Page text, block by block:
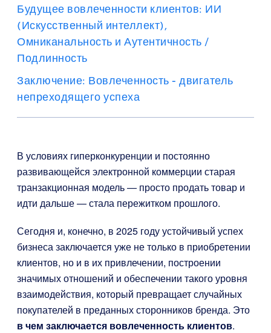
Будущее вовлеченности клиентов: ИИ
(Искусственный интеллект),
Омниканальность и Аутентичность /
Подлинность
Заключение: Вовлеченность - двигатель
непреходящего успеха
В условиях гиперконкуренции и постоянно
развивающейся электронной коммерции старая
транзакционная модель — просто продать товар и
идти дальше — стала пережитком прошлого.
Сегодня и, конечно, в 2025 году устойчивый успех
бизнеса заключается уже не только в приобретении
клиентов, но и в их привлечении, построении
значимых отношений и обеспечении такого уровня
взаимодействия, который превращает случайных
покупателей в преданных сторонников бренда. Это
в чем заключается вовлеченность клиентов.